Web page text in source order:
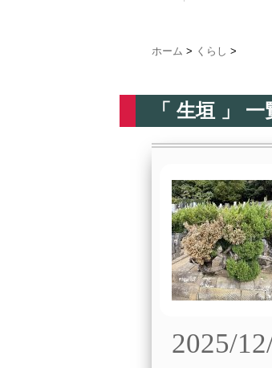
ホーム > くらし >
「 生垣 」 一
2025/